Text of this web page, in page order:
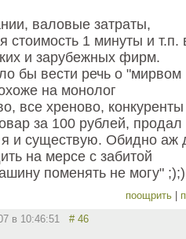
валовые затраты,
стоимость 1 минуты и т.п.
и зарубежных фирм.
бы вести речь о "мирвом
на монолог
все хреново, конкуренты
за 100 рублей, продал
я и существую. Обидно аж
на мерсе с забитой
поменять не могу"
поощрить
в 10:46:51 # 46